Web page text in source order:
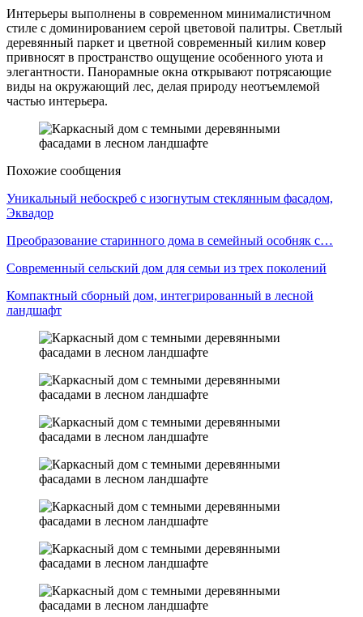
Интерьеры выполнены в современном минималистичном
стиле с доминированием серой цветовой палитры. Светлый
деревянный паркет и цветной современный килим ковер
привносят в пространство ощущение особенного уюта и
элегантности. Панорамные окна открывают потрясающие
виды на окружающий лес, делая природу неотъемлемой
частью интерьера.
Похожие сообщения
Уникальный небоскреб с изогнутым стеклянным фасадом,
Эквадор
Преобразование старинного дома в семейный особняк с…
Современный сельский дом для семьи из трех поколений
Компактный сборный дом, интегрированный в лесной
ландшафт